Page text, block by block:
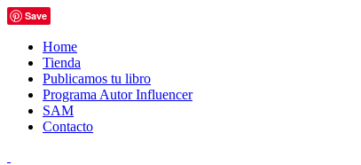
Save
Home
Tienda
Publicamos tu libro
Programa Autor Influencer
SAM
Contacto